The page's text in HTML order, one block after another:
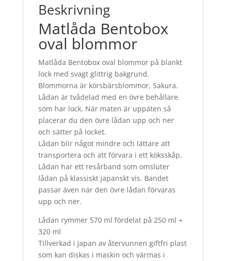
Beskrivning
Matlåda Bentobox
oval blommor
Matlåda Bentobox oval blommor på blankt
lock med svagt glittrig bakgrund.
Blommorna är körsbärsblommor, Sakura.
Lådan är tvådelad med en övre behållare
som har lock. När maten är uppäten så
placerar du den övre lådan upp och ner
och sätter på locket.
Lådan blir något mindre och lättare att
transportera och att förvara i ett köksskåp.
Lådan har ett resårband som omsluter
lådan på klassiskt japanskt vis. Bandet
passar även när den övre lådan förvaras
upp och ner.
Lådan rymmer 570 ml fördelat på 250 ml +
320 ml
Tillverkad i Japan av återvunnen giftfri plast
som kan diskas i maskin och värmas i